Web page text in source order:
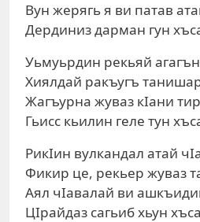
Вун жерягь я ви патав
Дердиниз дарман гун
Уьмуьрдин рекьяй
Хиялдай ракъугъ
Жагъурна жуваз кIани
Гьисс кьилин геле тун
РикIин вулкандал атай
Фикир це, рекьер жуваз
Аял чIавалай ви
ЦIрайдаз сагьиб хьун